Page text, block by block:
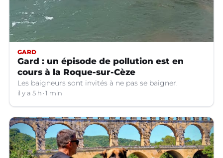
GARD
Gard : un épisode de pollution est en
cours à la Roque-sur-Cèze
Les baigneurs sont invités à ne pas se baigner.
il y a 5 h 1 min